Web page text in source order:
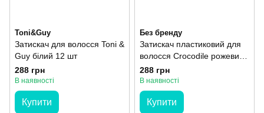
Toni&Guy
Затискач для волосся Toni &
Guy білий 12 шт
288 грн
В наявності
Купити
Без бренду
Затискач пластиковий для
волосся Crocodile рожевий
6 шт
288 грн
В наявності
Купити